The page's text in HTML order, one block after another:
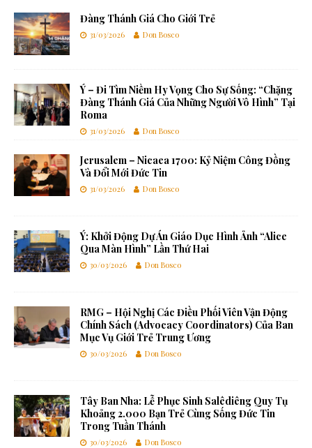
Đàng Thánh Giá Cho Giới Trẻ
31/03/2026 Don Bosco
Ý – Đi Tìm Niềm Hy Vọng Cho Sự Sống: “Chặng
Đàng Thánh Giá Của Những Người Vô Hình” Tại
Roma
31/03/2026 Don Bosco
Jerusalem – Nicaea 1700: Kỷ Niệm Công Đồng
Và Đổi Mới Đức Tin
31/03/2026 Don Bosco
Ý: Khởi Động Dự Án Giáo Dục Hình Ảnh “Alice
Qua Màn Hình” Lần Thứ Hai
30/03/2026 Don Bosco
RMG – Hội Nghị Các Điều Phối Viên Vận Động
Chính Sách (Advocacy Coordinators) Của Ban
Mục Vụ Giới Trẻ Trung Ương
30/03/2026 Don Bosco
Tây Ban Nha: Lễ Phục Sinh Salêdiêng Quy Tụ
Khoảng 2.000 Bạn Trẻ Cùng Sống Đức Tin
Trong Tuần Thánh
30/03/2026 Don Bosco